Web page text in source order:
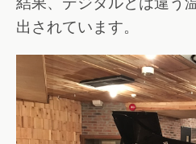
出されています。